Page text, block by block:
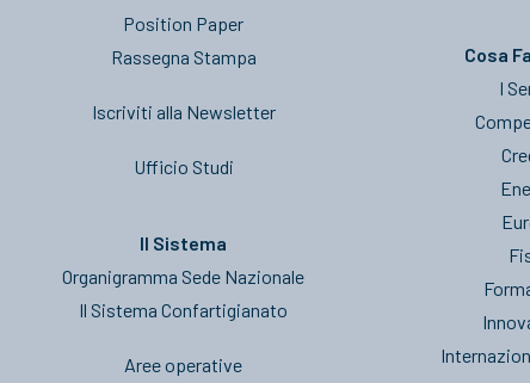
Position Paper
Rassegna Stampa
Iscriviti alla Newsletter
Ufficio Studi
Il Sistema
Organigramma Sede Nazionale
Il Sistema Confartigianato
Aree operative
Cosa
I